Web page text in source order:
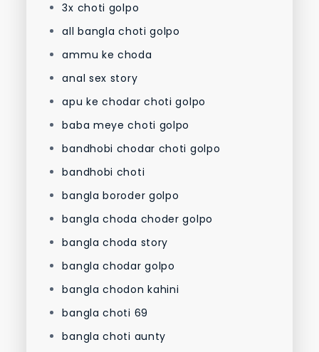
3x choti golpo
all bangla choti golpo
ammu ke choda
anal sex story
apu ke chodar choti golpo
baba meye choti golpo
bandhobi chodar choti golpo
bandhobi choti
bangla boroder golpo
bangla choda choder golpo
bangla choda story
bangla chodar golpo
bangla chodon kahini
bangla choti 69
bangla choti aunty